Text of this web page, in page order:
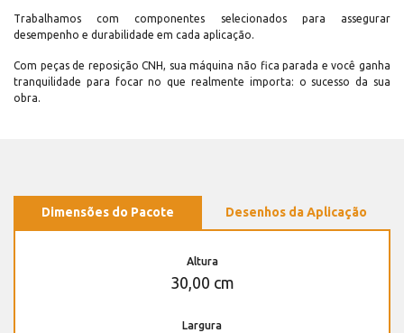
Trabalhamos com componentes selecionados para assegurar
desempenho e durabilidade em cada aplicação.
Com peças de reposição CNH, sua máquina não fica parada e você ganha
tranquilidade para focar no que realmente importa: o sucesso da sua
obra.
Dimensões do Pacote Desenhos da Aplicação
Altura
30,00 cm
Largura